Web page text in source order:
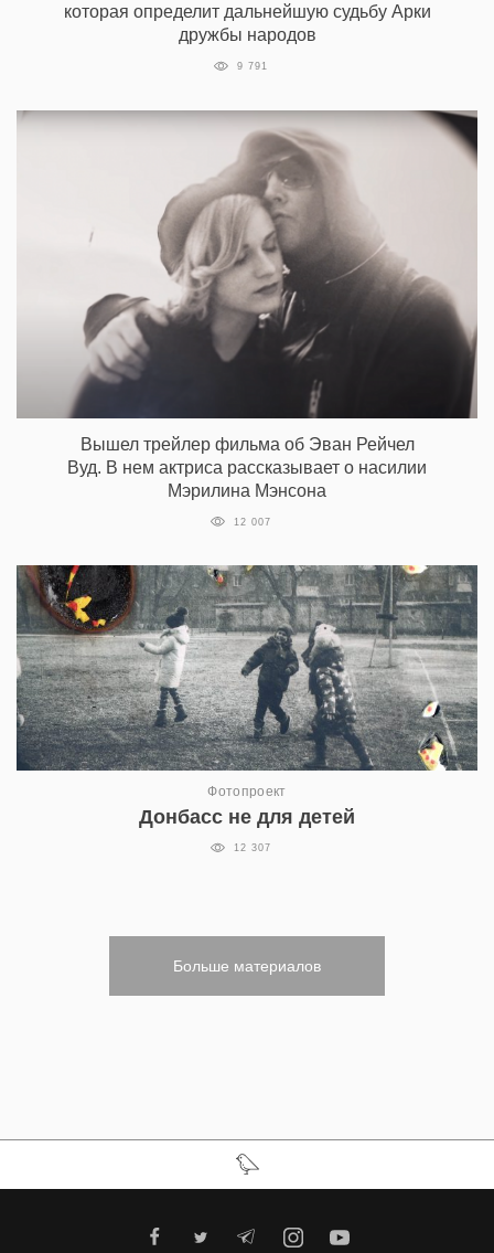
которая определит дальнейшую судьбу Арки
дружбы народов
9 791
Вышел трейлер фильма об Эван Рейчел
Вуд. В нем актриса рассказывает о насилии
Мэрилина Мэнсона
12 007
Фотопроект
Донбасс не для детей
12 307
Больше материалов